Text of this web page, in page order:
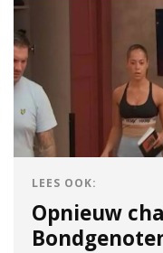
LEES OOK:
Opnieuw